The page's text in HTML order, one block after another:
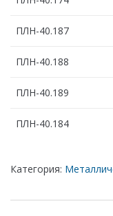
ПЛН-40.187
ПЛН-40.188
ПЛН-40.189
ПЛН-40.184
Категория: